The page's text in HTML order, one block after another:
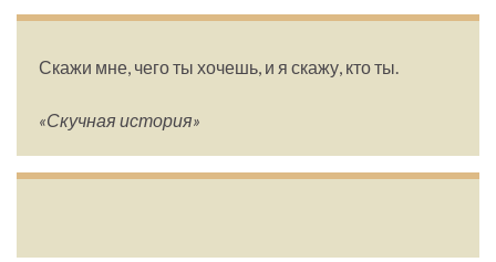
Скажи мне, чего ты хочешь, и я скажу, кто ты.
«Скучная история»